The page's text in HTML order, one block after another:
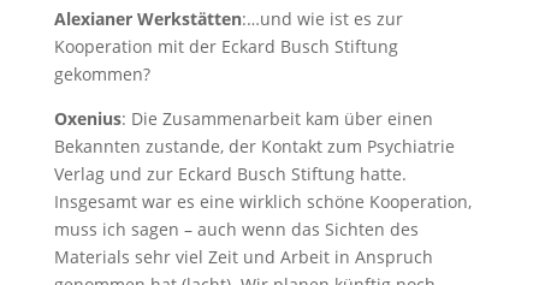
Alexianer Werkstätten:…und wie ist es zur
Kooperation mit der Eckard Busch Stiftung
gekommen?
Oxenius: Die Zusammenarbeit kam über einen
Bekannten zustande, der Kontakt zum Psychiatrie
Verlag und zur Eckard Busch Stiftung hatte.
Insgesamt war es eine wirklich schöne Kooperation,
muss ich sagen – auch wenn das Sichten des
Materials sehr viel Zeit und Arbeit in Anspruch